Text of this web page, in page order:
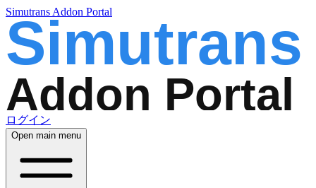
Simutrans Addon Portal
ログイン
Open main menu